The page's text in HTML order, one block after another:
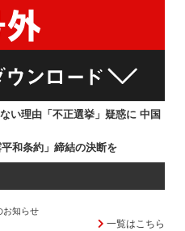
い理由「不正選挙」疑惑に 中国
和条約」締結の決断を
お知らせ
一覧はこちら